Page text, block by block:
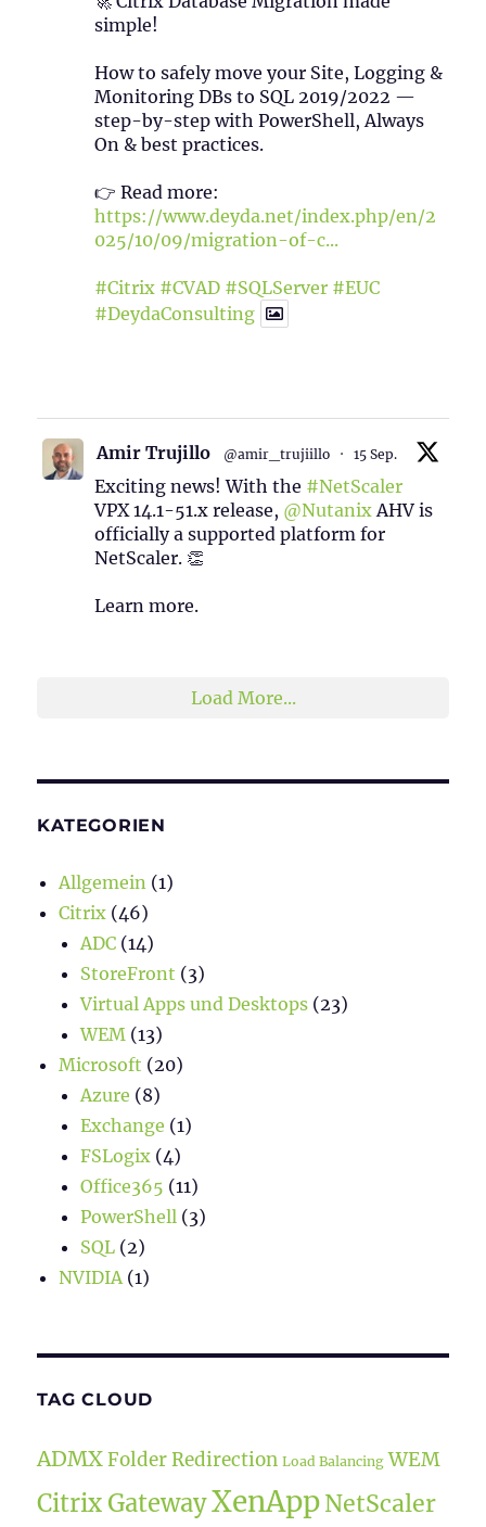
simple!
How to safely move your Site, Logging &
Monitoring DBs to SQL 2019/2022 —
step-by-step with PowerShell, Always
On & best practices.
👉 Read more:
https://www.deyda.net/index.php/en/2
025/10/09/migration-of-c...
#Citrix #CVAD #SQLServer #EUC
#DeydaConsulting
Amir Trujillo @amir_trujiillo · 15 Sep.
Exciting news! With the #NetScaler
VPX 14.1-51.x release, @Nutanix AHV is
officially a supported platform for
NetScaler. 👏
Learn more.
Load More...
KATEGORIEN
Allgemein (1)
Citrix (46)
ADC (14)
StoreFront (3)
Virtual Apps und Desktops (23)
WEM (13)
Microsoft (20)
Azure (8)
Exchange (1)
FSLogix (4)
Office365 (11)
PowerShell (3)
SQL (2)
NVIDIA (1)
TAG CLOUD
ADMX Folder Redirection Load Balancing WEM
Citrix GatewayXenAppNetScaler